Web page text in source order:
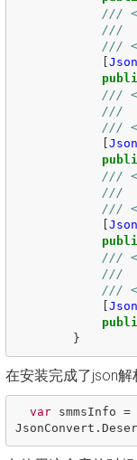
///
///
/// </
///
///
/// </
///
///
/// </
///
///
/// </
}
在安装完成了json
var smmsInfo =
JsonConvert .